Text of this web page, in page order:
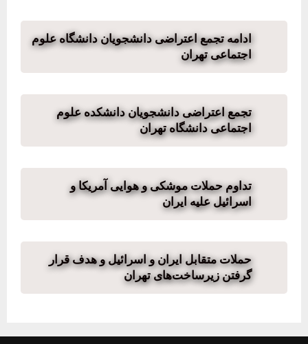
ادامه تجمع اعتراضی دانشجویان دانشگاه علوم
اجتماعی تهران
تجمع اعتراضی دانشجویان دانشکده علوم
اجتماعی دانشگاه تهران
تداوم حملات موشکی و هوایی آمریکا و
اسرائیل علیه ایران
حملات متقابل ایران و اسرائیل و هدف قرار
گرفتن زیرساخت‌های تهران